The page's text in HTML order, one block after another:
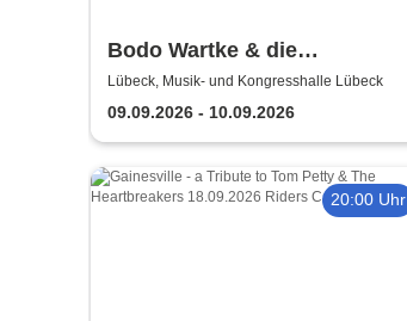
Bodo Wartke & die
SchönenGutenA-Band - In
guter Begleitung
Lübeck, Musik- und Kongresshalle Lübeck
09.09.2026 - 10.09.2026
20:00 Uhr